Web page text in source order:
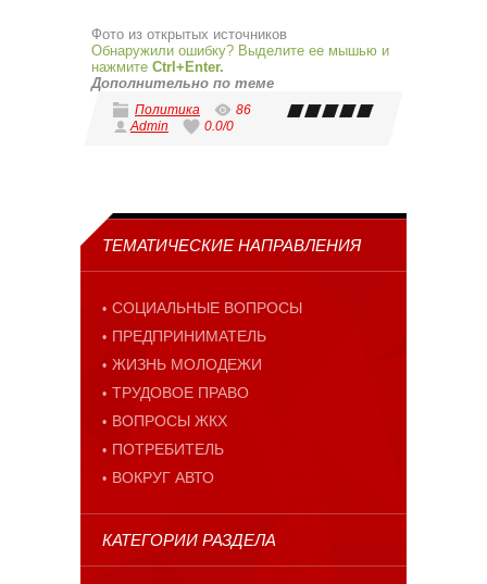
Фото из открытых источников
Обнаружили ошибку? Выделите ее мышью и
нажмите Ctrl+Enter.
Дополнительно по теме
Политика
86
Admin
0.0/0
ТЕМАТИЧЕСКИЕ НАПРАВЛЕНИЯ
СОЦИАЛЬНЫЕ ВОПРОСЫ
ПРЕДПРИНИМАТЕЛЬ
ЖИЗНЬ МОЛОДЕЖИ
ТРУДОВОЕ ПРАВО
ВОПРОСЫ ЖКХ
ПОТРЕБИТЕЛЬ
ВОКРУГ АВТО
КАТЕГОРИИ РАЗДЕЛА